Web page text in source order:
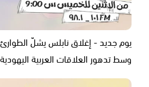
يوم جديد - إغلاق نابلس يشلّ
وسط تدهور العلاقات العربية اليهودية -